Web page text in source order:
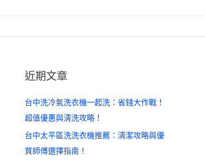
近期文章
台中洗冷氣洗衣機一起洗：省錢大作戰！
超值優惠與清洗攻略！
台中太平區洗洗衣機推薦：清潔攻略與優
質師傅選擇指南！